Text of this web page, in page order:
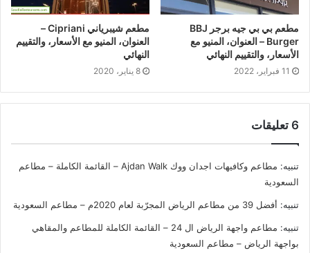
مطعم بي بي جيه برجر BBJ
Burger – العنوان، المنيو مع
الأسعار، والتقييم النهائي
11 فبراير، 2022
مطعم شيبرياني Cipriani –
العنوان، المنيو مع الأسعار، والتقييم
النهائي
8 يناير، 2020
‫6 تعليقات
تنبيه:
مطاعم وكافيهات اجدان ووك Ajdan Walk – القائمة الكاملة – مطاعم
السعودية
تنبيه: أفضل 39 من مطاعم الرياض المجرّبة لعام 2020م – مطاعم السعودية
تنبيه:
مطاعم واجهة الرياض ال 24 – القائمة الكاملة للمطاعم والمقاهي
بواجهة الرياض – مطاعم السعودية